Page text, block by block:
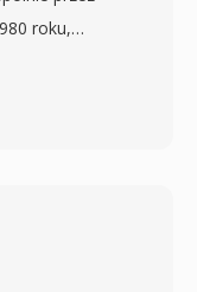
roku,
do